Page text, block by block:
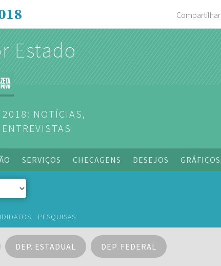
Compartilhar
Estado
2018: NOTÍCIAS,
SERVIÇOS CHECAGENS DESEJOS GRÁFICOS
PESQUISAS
DEP. ESTADUAL DEP. FEDERAL